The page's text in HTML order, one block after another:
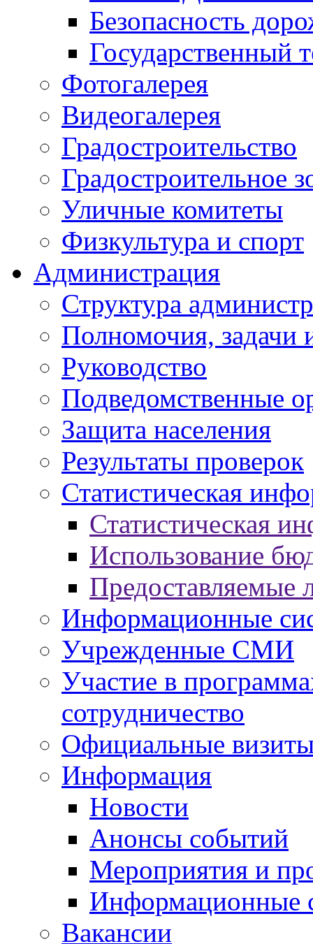
Безопасность
Государственный
Фотогалерея
Видеогалерея
Градостроительство
Градостроительное
Уличные комитеты
Физкультура и спорт
Администрация
Структура
Полномочия, задачи
Руководство
Подведомственные
Защита населения
Результаты проверок
Статистическая
Статистическая
Использование
Предоставляемые
Информационные
Учрежденные СМИ
Участие в
сотрудничество
Официальные
Информация
Новости
Анонсы событий
Мероприятия и
Информационные
Вакансии